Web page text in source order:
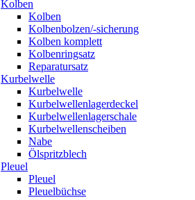
Kolben
Kolben
Kolbenbolzen/-sicherung
Kolben komplett
Kolbenringsatz
Reparatursatz
Kurbelwelle
Kurbelwelle
Kurbelwellenlagerdeckel
Kurbelwellenlagerschale
Kurbelwellenscheiben
Nabe
Ölspritzblech
Pleuel
Pleuel
Pleuelbüchse